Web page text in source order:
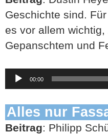
Geschichte sind.
es vor allem
Gepanschtem und
Audio-
Player
00:00
Alles nur
Beitrag: Philipp